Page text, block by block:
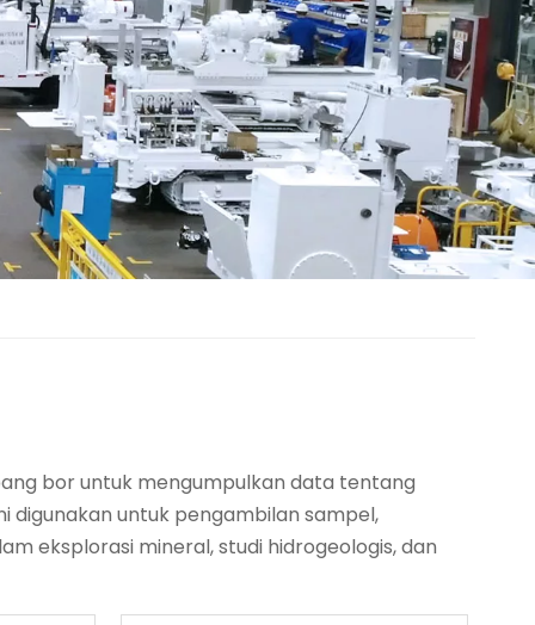
bor untuk mengumpulkan data tentang
digunakan untuk pengambilan sampel,
eksplorasi mineral, studi hidrogeologis, dan